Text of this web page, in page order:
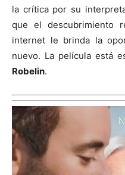
la crítica por su
que el descubrimiento
internet le brinda la
nuevo. La película está
Robelin.